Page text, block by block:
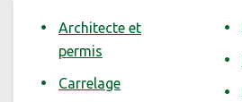
Architecte et
permis
Carrelage